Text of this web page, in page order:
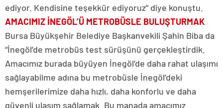
ediyor. Kendisine teşekkür ediyoruz” diye konuştu.
AMACIMIZ İNEGÖL’Ü METROBÜSLE BULUŞTURMAK
Bursa Büyükşehir Belediye Başkanvekili Şahin Biba da
“İnegöl’de metrobüs test sürüşünü gerçekleştirdik.
Amacımız burada büyüyen İnegöl’de daha rahat ulaşımı
sağlayabilme adına bu metrobüsle İnegöl’deki
hemşerilerimize daha hızlı, daha konforlu ve daha
güvenli ulaşım sağlamak. Bu manada amacımız